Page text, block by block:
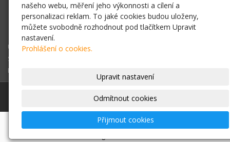
+420 775 138 086
Facebook
Youtube
Úvodní stránka
Slovenský čuvač
Papillon
Chovatelská stanice Z Horních vinic
s AI,
našeho webu, měření jeho výkonnosti a cílení a
personalizaci reklam. To jaké cookies budou uloženy,
můžete svobodně rozhodnout pod tlačítkem Upravit
nastavení.
Prohlášení o cookies.
Upravit nastavení
Odmítnout cookies
Přijmout cookies